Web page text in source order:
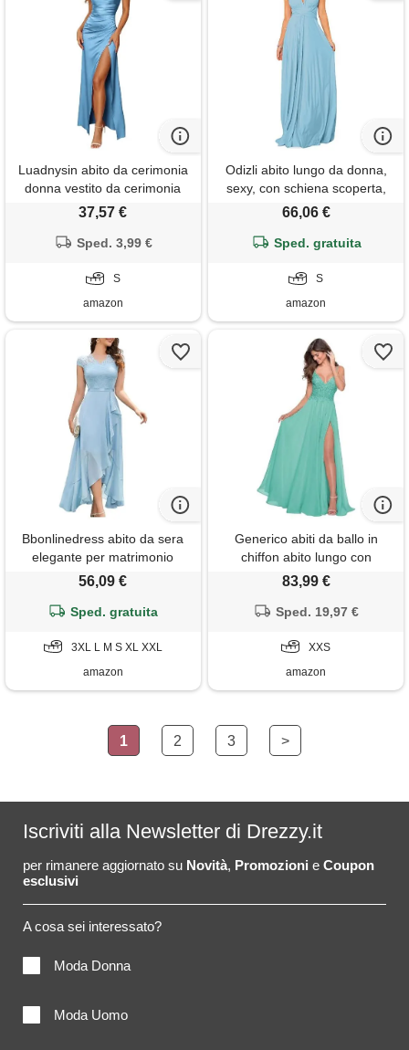
Luadnysin abito da cerimonia
donna vestito da cerimonia
abiti damigella d'onore lungo
verde vestiti per matrimonio
elegante taglie forti eleganti
xxl donne
37,57 €
Sped. 3,99 €
S
amazon
Odizli abito lungo da donna,
sexy, con schiena scoperta,
multiuso, fascia avvolgente,
da festa, da ballo, azzurro, s
66,06 €
Sped. gratuita
S
amazon
Bbonlinedress abito da sera
elegante per matrimonio
scollatura a v pizzo chiffon hi-
lo damigella d'onore partito
prom dress long sky blue l
56,09 €
Sped. gratuita
3XL L M S XL XXL
amazon
Generico abiti da ballo in
chiffon abito lungo con
applicazioni in pizzo e spacco
abiti da cerimonia con spalline
sottili e scollo a v turchese xxs
83,99 €
Sped. 19,97 €
XXS
amazon
1 2 3 >
Iscriviti alla Newsletter di Drezzy.it
per rimanere aggiornato su Novità, Promozioni e Coupon
esclusivi
A cosa sei interessato?
Moda Donna
Moda Uomo